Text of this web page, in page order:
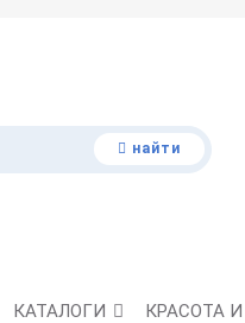
найти
КАТАЛОГИ КРАСОТА